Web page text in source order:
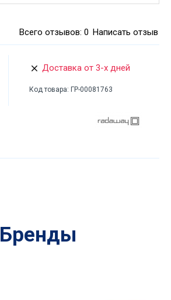
Всего отзывов: 0 Написать отзыв
Доставка от 3-х дней
Код товара: ГР-00081763
Бренды